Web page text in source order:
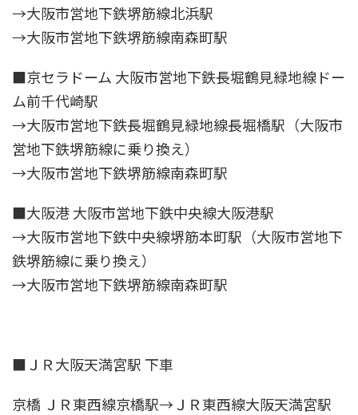
→大阪市営地下鉄堺筋線北浜駅
→大阪市営地下鉄堺筋線南森町駅
■京セラドーム 大阪市営地下鉄長堀鶴見緑地線ドー
ム前千代崎駅
→大阪市営地下鉄長堀鶴見緑地線長堀橋駅（大阪市
営地下鉄堺筋線に乗り換え）
→大阪市営地下鉄堺筋線南森町駅
■大阪港 大阪市営地下鉄中央線大阪港駅
→大阪市営地下鉄中央線堺筋本町駅（大阪市営地下
鉄堺筋線に乗り換え）
→大阪市営地下鉄堺筋線南森町駅
■ＪＲ大阪天満宮駅 下車
京橋 ＪＲ東西線京橋駅→ＪＲ東西線大阪天満宮駅